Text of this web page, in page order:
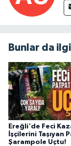
Bunlar da
Ereğli'de Feci
İşçilerini Taşıyan
Şarampole Uçtu!